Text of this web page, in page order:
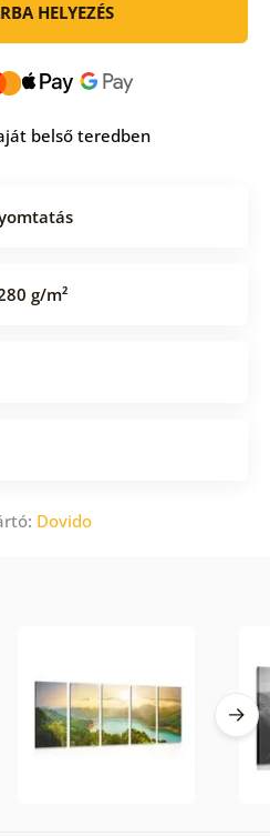
HELYEZÉS
belső teredben
g/m²
Dovido